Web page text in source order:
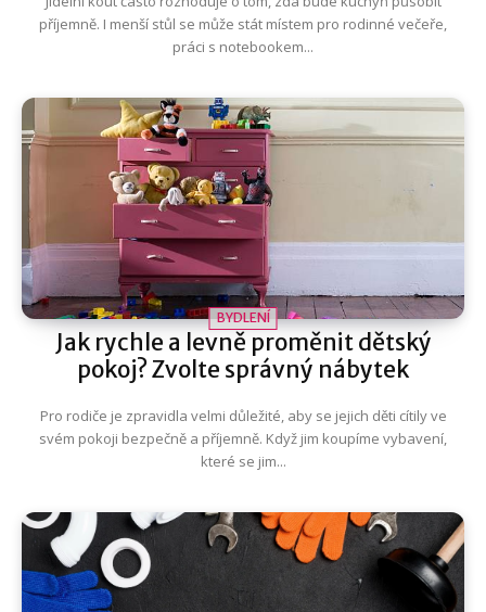
příjemně. I menší stůl se může stát místem pro rodinné večeře,
práci s notebookem...
BYDLENÍ
Jak rychle a levně proměnit dětský
pokoj? Zvolte správný nábytek
Pro rodiče je zpravidla velmi důležité, aby se jejich děti cítily ve
svém pokoji bezpečně a příjemně. Když jim koupíme vybavení,
které se jim...